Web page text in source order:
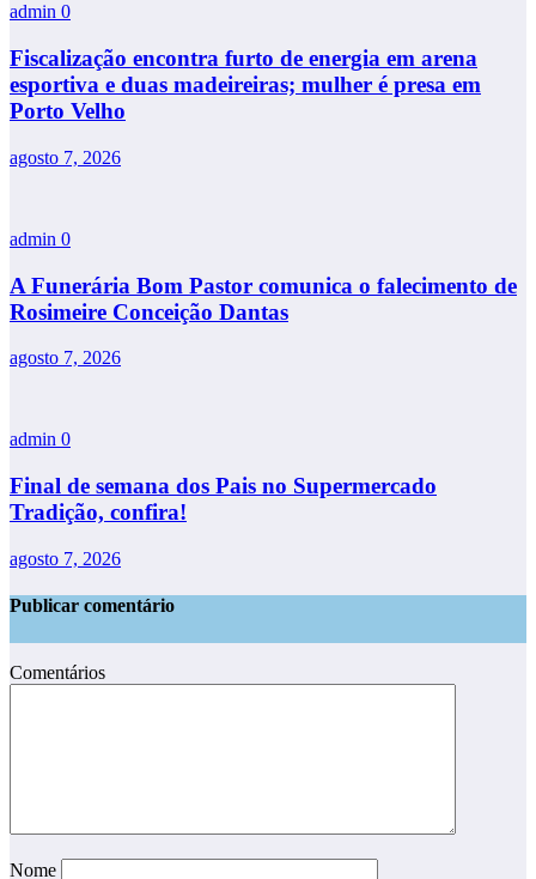
admin 0
Fiscalização encontra furto de energia em arena
esportiva e duas madeireiras; mulher é presa em
Porto Velho
agosto 7, 2026
admin 0
A Funerária Bom Pastor comunica o falecimento de
Rosimeire Conceição Dantas
agosto 7, 2026
admin 0
Final de semana dos Pais no Supermercado
Tradição, confira!
agosto 7, 2026
Publicar comentário
Comentários
Nome